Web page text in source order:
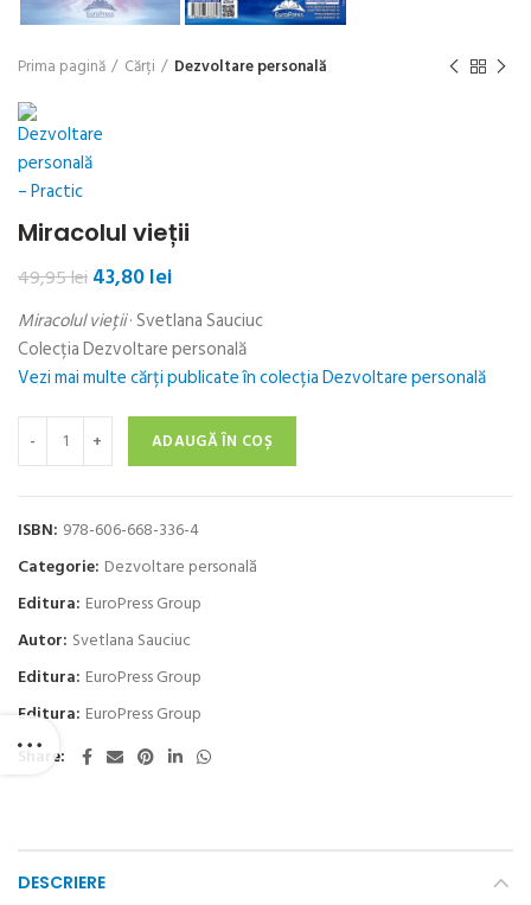
Prima pagină Cărți Dezvoltare personală
Miracolul vieții
49,95leiPrețul
a
fost:
49,95 lei.
43,80lei
este:
43,80 lei.
Miracolul vieții· Svetlana Sauciuc
Colecția Dezvoltare personală
Vezi mai multe cărți publicate în colecția Dezvoltare personală
ADAUGĂ ÎN COȘ
ISBN: 978-606-668-336-4
Categorie: Dezvoltare personală
Editura: EuroPress Group
Autor: Svetlana Sauciuc
Editura: EuroPress Group
Editura: EuroPress Group
Share
DESCRIERE